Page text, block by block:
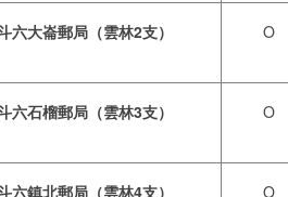
六大崙郵局（雲林2支） O
六石榴郵局（雲林3支） O
六鎮北郵局（雲林4支） O